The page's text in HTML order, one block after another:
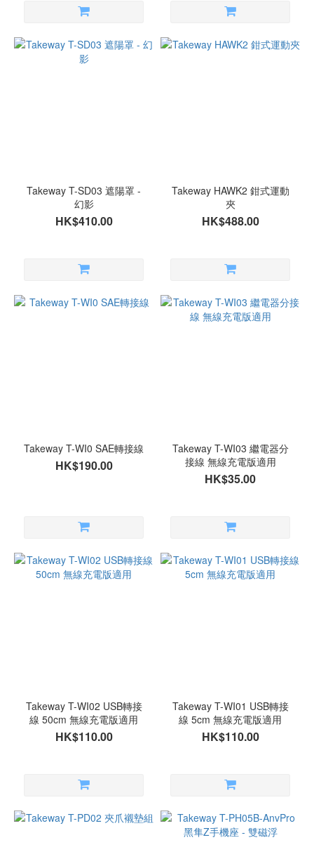
Takeway T-SD03 遮陽罩 -
幻影
HK$410.00
Takeway HAWK2 鉗式運動
夾
HK$488.00
Takeway T-WI0 SAE轉接線
HK$190.00
Takeway T-WI03 繼電器分
接線 無線充電版適用
HK$35.00
Takeway T-WI02 USB轉接
線 50cm 無線充電版適用
HK$110.00
Takeway T-WI01 USB轉接
線 5cm 無線充電版適用
HK$110.00